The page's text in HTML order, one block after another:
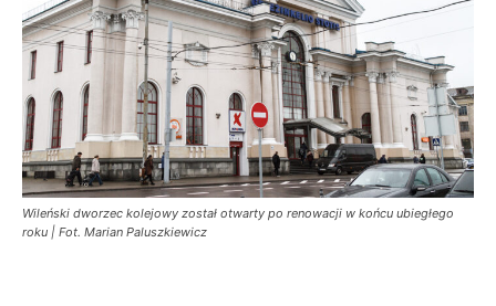
Wileński dworzec kolejowy został otwarty po renowacji w końcu ubiegłego
roku | Fot. Marian Paluszkiewicz